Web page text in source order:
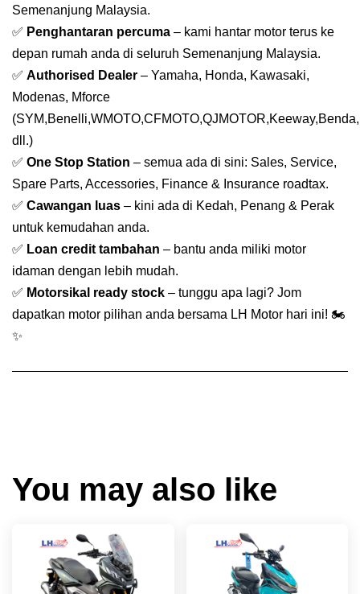
Semenanjung Malaysia.
✅ Penghantaran percuma – kami hantar motor terus ke
depan rumah anda di seluruh Semenanjung Malaysia.
✅ Authorised Dealer – Yamaha, Honda, Kawasaki,
Modenas, Mforce
(SYM,Benelli,WMOTO,CFMOTO,QJMOTOR,Keeway,Benda,
dll.)
✅ One Stop Station – semua ada di sini: Sales, Service,
Spare Parts, Accessories, Finance & Insurance roadtax.
✅ Cawangan luas – kini ada di Kedah, Penang & Perak
untuk kemudahan anda.
✅ Loan credit tambahan – bantu anda miliki motor
idaman dengan lebih mudah.
✅ Motorsikal ready stock – tunggu apa lagi? Jom
dapatkan motor pilihan anda bersama LH Motor hari ini! 🏍️
✨
You may also like